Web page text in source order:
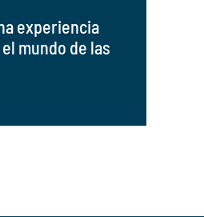
experiencia
mundo de las